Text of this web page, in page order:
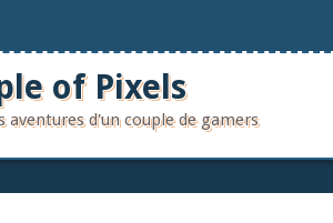
of Pixels
aventures d'un couple de gamers